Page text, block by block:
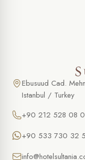
Ebusuud Cad.
Istanbul / Turkey
+90 212 528 08
+90 533 730 32